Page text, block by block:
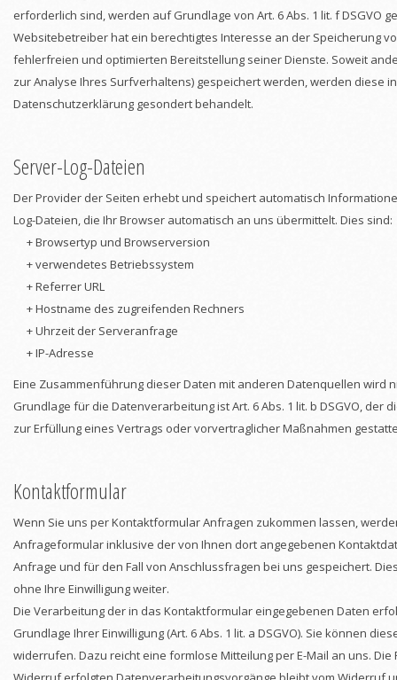
erforderlich sind, werden auf Grundlage von Art. 6 Abs. 1 lit. f DSGVO
Websitebetreiber hat ein berechtigtes Interesse an der Speicherung
fehlerfreien und optimierten Bereitstellung seiner Dienste. Soweit
zur Analyse Ihres Surfverhaltens) gespeichert werden, werden diese
Datenschutzerklärung gesondert behandelt.
Server-Log-Dateien
Der Provider der Seiten erhebt und speichert automatisch
Log-Dateien, die Ihr Browser automatisch an uns übermittelt. Dies sind:
+ Browsertyp und Browserversion
+ verwendetes Betriebssystem
+ Referrer URL
+ Hostname des zugreifenden Rechners
+ Uhrzeit der Serveranfrage
+ IP-Adresse
Eine Zusammenführung dieser Daten mit anderen Datenquellen wird
Grundlage für die Datenverarbeitung ist Art. 6 Abs. 1 lit. b DSGVO, der
zur Erfüllung eines Vertrags oder vorvertraglicher Maßnahmen
Kontaktformular
Wenn Sie uns per Kontaktformular Anfragen zukommen lassen,
Anfrageformular inklusive der von Ihnen dort angegebenen
Anfrage und für den Fall von Anschlussfragen bei uns gespeichert.
ohne Ihre Einwilligung weiter.
Die Verarbeitung der in das Kontaktformular eingegebenen Daten
Grundlage Ihrer Einwilligung (Art. 6 Abs. 1 lit. a DSGVO). Sie können
widerrufen. Dazu reicht eine formlose Mitteilung per E-Mail an uns. Die